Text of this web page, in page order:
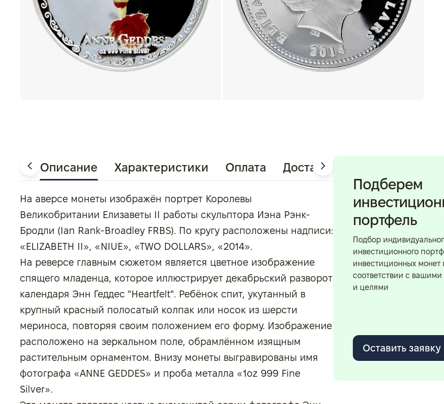
Описание Характеристики Оплата Доставка
На аверсе монеты изображён портрет Королевы
Великобритании Елизаветы II работы скульптора Иэна Рэнк-
Бродли (Ian Rank-Broadley FRBS). По кругу расположены надписи:
«ELIZABETH II», «NIUE», «TWO DOLLARS», «2014».
На реверсе главным сюжетом является цветное изображение
спящего младенца, которое иллюстрирует декабрьский разворот
календаря Энн Геддес "Heartfelt". Ребёнок спит, укутанный в
крупный красный полосатый колпак или носок из шерсти
мериноса, повторяя своим положением его форму. Изображение
расположено на зеркальном поле, обрамлённом изящным
растительным орнаментом. Внизу монеты выгравированы имя
фотографа «ANNE GEDDES» и проба металла «1oz 999 Fine
Silver».
Подберем
портфель
Подбор
инвестиционного
инвестиционных монет
соответствии с
и целями
Оставить заявку